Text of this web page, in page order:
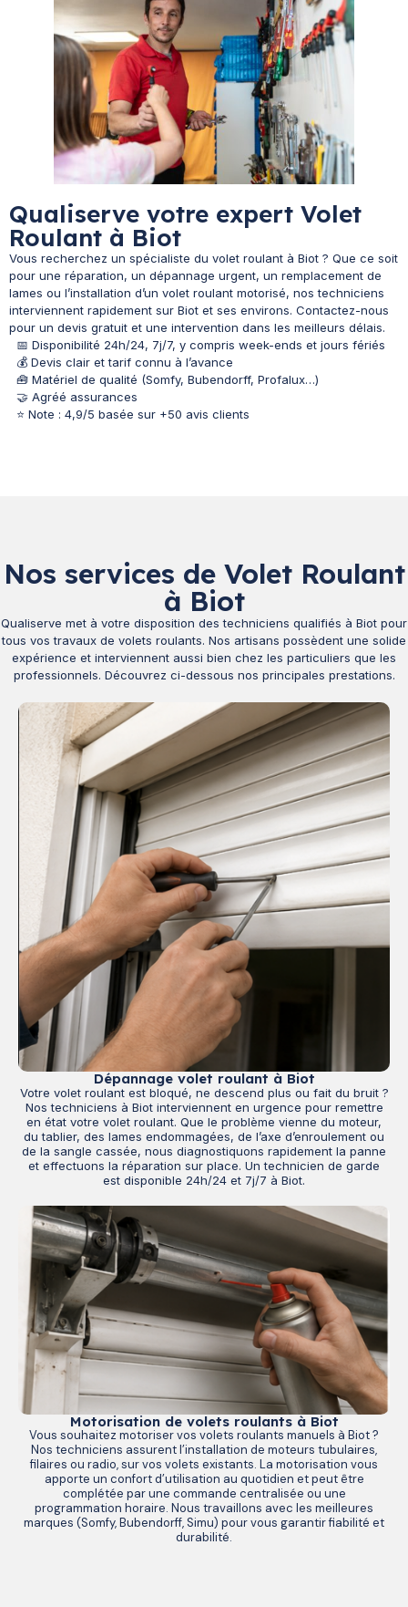
Qualiserve votre expert Volet
Roulant à Biot
Vous recherchez un spécialiste du volet roulant à Biot ? Que ce soit
pour une réparation, un dépannage urgent, un remplacement de
lames ou l’installation d’un volet roulant motorisé, nos techniciens
interviennent rapidement sur Biot et ses environs. Contactez-nous
pour un devis gratuit et une intervention dans les meilleurs délais.
📅 Disponibilité 24h/24, 7j/7, y compris week-ends et jours fériés
💰 Devis clair et tarif connu à l’avance
🧰 Matériel de qualité (Somfy, Bubendorff, Profalux…)
🤝 Agréé assurances
⭐ Note : 4,9/5 basée sur +50 avis clients
Nos services de Volet Roulant
à Biot
Qualiserve met à votre disposition des techniciens qualifiés à Biot pour
tous vos travaux de volets roulants. Nos artisans possèdent une solide
expérience et interviennent aussi bien chez les particuliers que les
professionnels. Découvrez ci-dessous nos principales prestations.
Dépannage volet roulant à Biot
Votre volet roulant est bloqué, ne descend plus ou fait du bruit ?
Nos techniciens à Biot interviennent en urgence pour remettre
en état votre volet roulant. Que le problème vienne du moteur,
du tablier, des lames endommagées, de l’axe d’enroulement ou
de la sangle cassée, nous diagnostiquons rapidement la panne
et effectuons la réparation sur place. Un technicien de garde
est disponible 24h/24 et 7j/7 à Biot.
Motorisation de volets roulants à Biot
Vous souhaitez motoriser vos volets roulants manuels à Biot ?
Nos techniciens assurent l’installation de moteurs tubulaires,
filaires ou radio, sur vos volets existants. La motorisation vous
apporte un confort d’utilisation au quotidien et peut être
complétée par une commande centralisée ou une
programmation horaire. Nous travaillons avec les meilleures
marques (Somfy, Bubendorff, Simu) pour vous garantir fiabilité et
durabilité.